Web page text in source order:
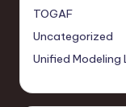
TOGAF
Uncategorized
Unified Modeling